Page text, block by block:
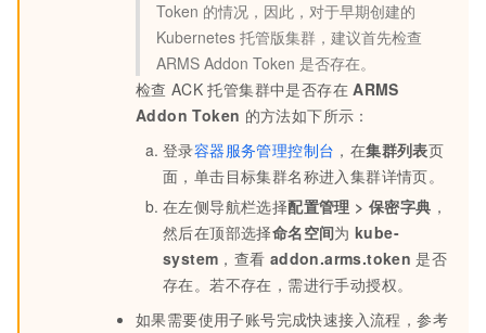
Token 的情况，因此，对于早期创建的
Kubernetes 托管版集群，建议首先检查
ARMS Addon Token 是否存在。
检查 ACK 托管集群中是否存在 ARMS
Addon Token 的方法如下所示：
登录容器服务管理控制台 ，在集群列表页
面，单击目标集群名称进入集群详情页。
在左侧导航栏选择配置管理 >保密字典 ，
然后在顶部选择命名空间为 kube-
system ，查看 addon.arms.token 是否
存在。若不存在，需进行手动授权。
如果需要使用子账号完成快速接入流程，参考